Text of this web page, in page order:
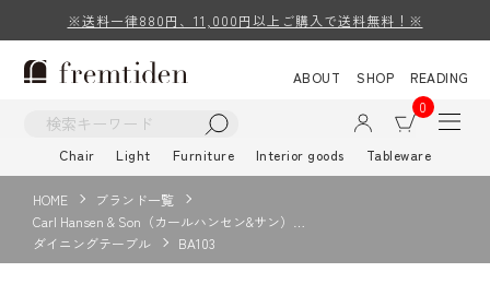
※送料一律880円、11,000円以上ご購入で送料無料！※
ABOUT SHOP
READING
0
Chair Light Furniture Interior goods Tableware
HOME
ブランド一覧
Carl Hansen & Son（カールハンセン&サン）…
ダイニングテーブル
BA103